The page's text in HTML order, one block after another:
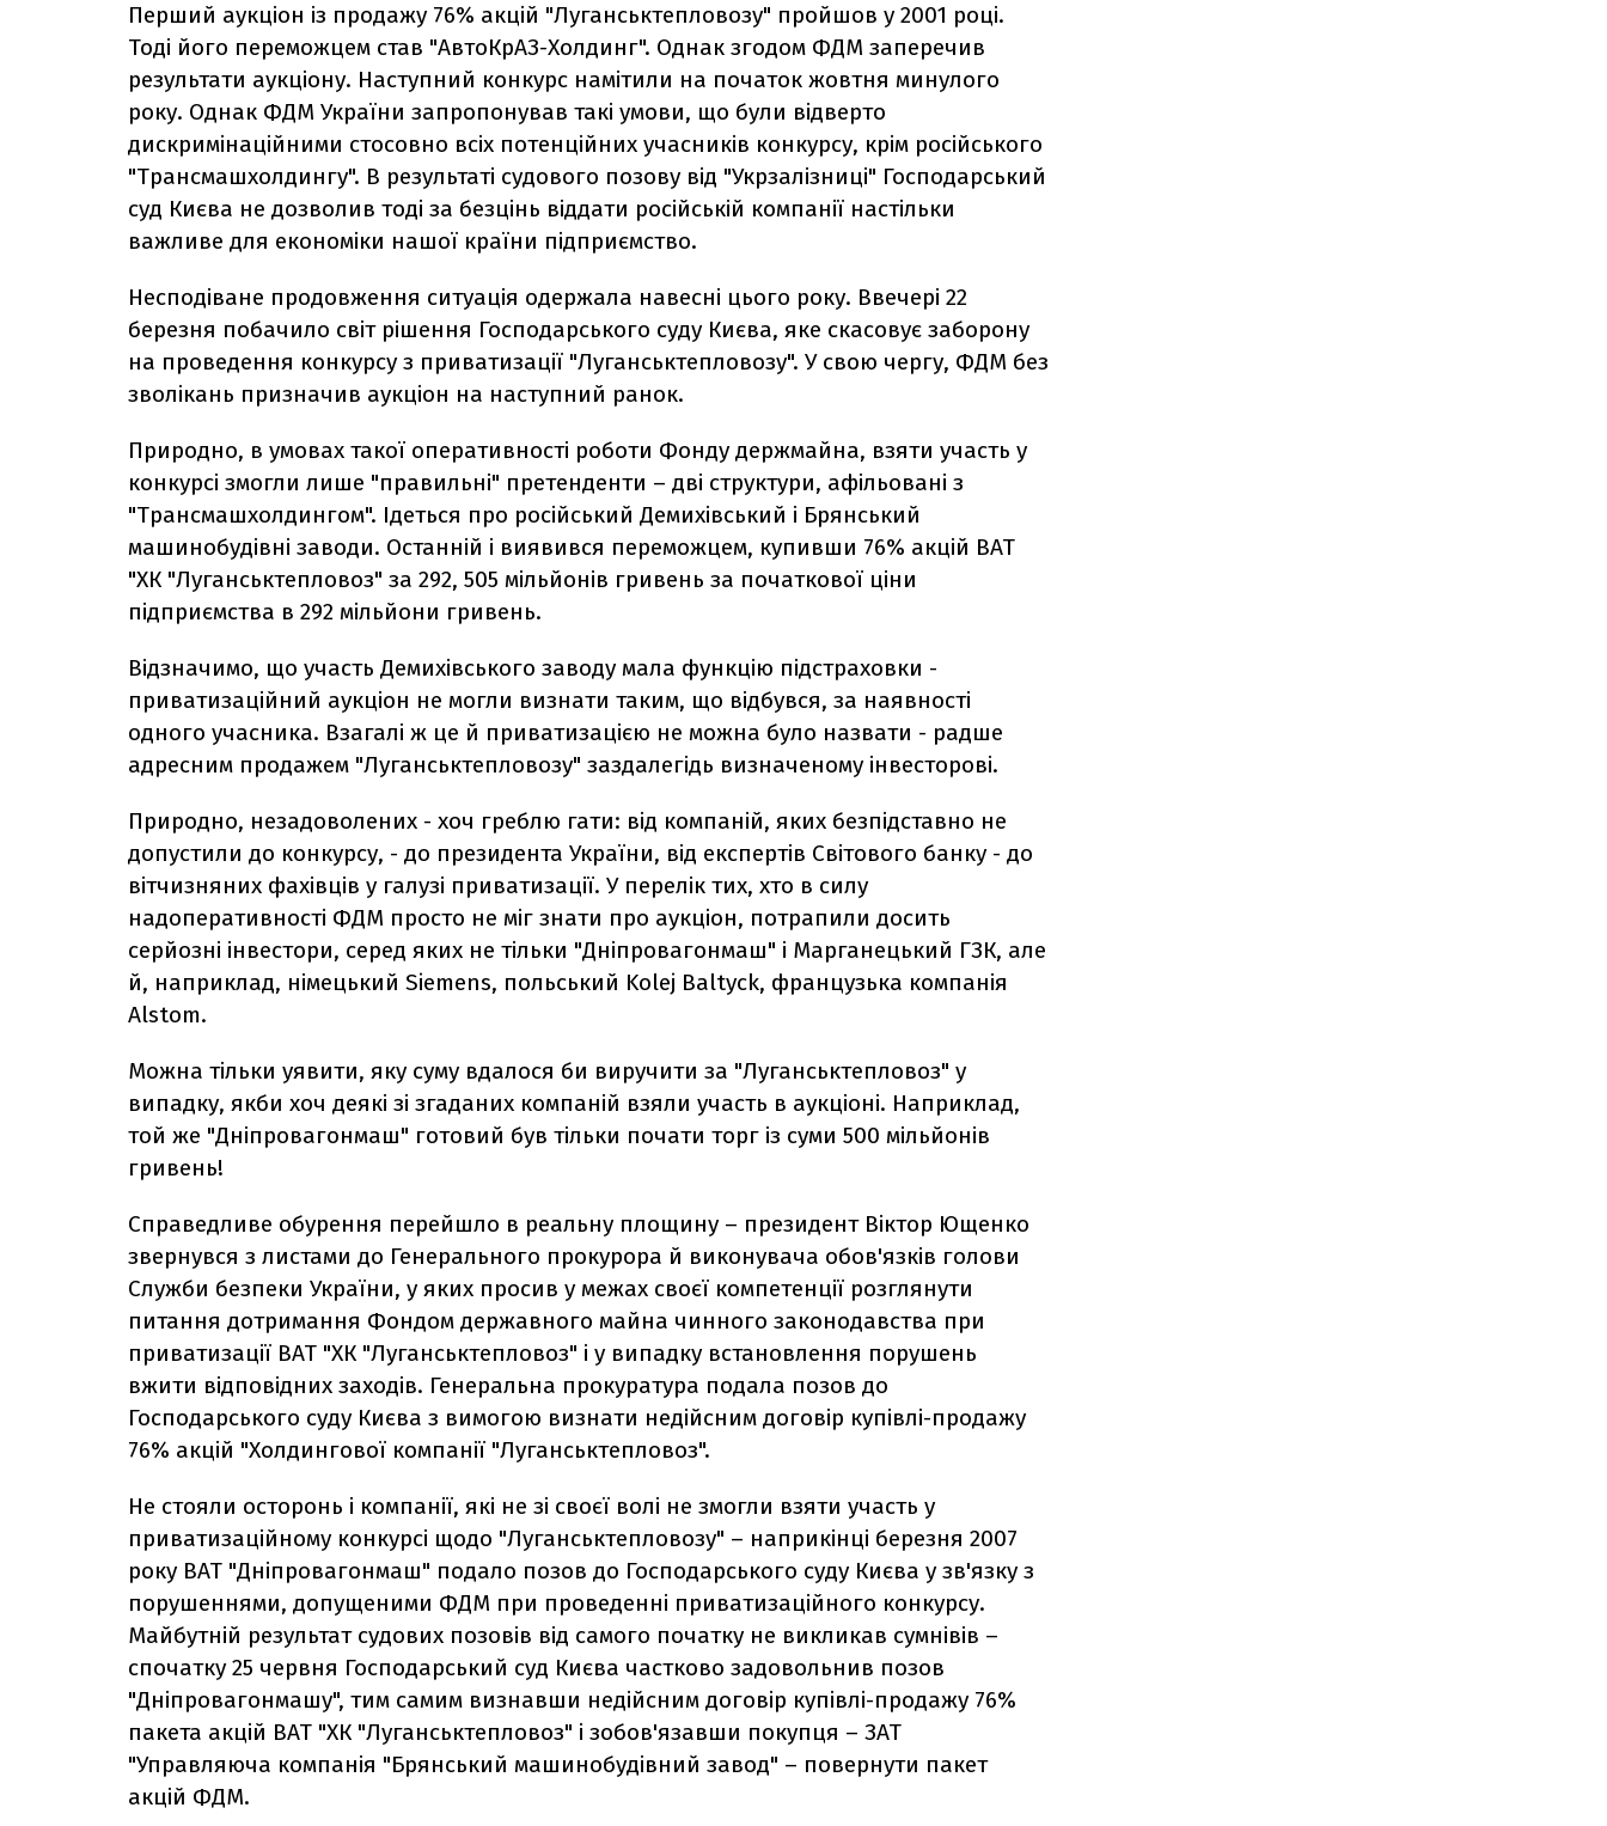
Перший аукціон із продажу 76% акцій "Луганськтепловозу" пройшов у 2001 році.
Тоді його переможцем став "АвтоКрАЗ-Холдинг". Однак згодом ФДМ заперечив
результати аукціону. Наступний конкурс намітили на початок жовтня минулого
року. Однак ФДМ України запропонував такі умови, що були відверто
дискримінаційними стосовно всіх потенційних учасників конкурсу, крім російського
"Трансмашхолдингу". В результаті судового позову від "Укрзалізниці" Господарський
суд Києва не дозволив тоді за безцінь віддати російській компанії настільки
важливе для економіки нашої країни підприємство.
Несподіване продовження ситуація одержала навесні цього року. Ввечері 22
березня побачило світ рішення Господарського суду Києва, яке скасовує заборону
на проведення конкурсу з приватизації "Луганськтепловозу". У свою чергу, ФДМ без
зволікань призначив аукціон на наступний ранок.
Природно, в умовах такої оперативності роботи Фонду держмайна, взяти участь у
конкурсі змогли лише "правильні" претенденти – дві структури, афільовані з
"Трансмашхолдингом". Ідеться про російський Демихівський і Брянський
машинобудівні заводи. Останній і виявився переможцем, купивши 76% акцій ВАТ
"ХК "Луганськтепловоз" за 292, 505 мільйонів гривень за початкової ціни
підприємства в 292 мільйони гривень.
Відзначимо, що участь Демихівського заводу мала функцію підстраховки -
приватизаційний аукціон не могли визнати таким, що відбувся, за наявності
одного учасника. Взагалі ж це й приватизацією не можна було назвати - радше
адресним продажем "Луганськтепловозу" заздалегідь визначеному інвесторові.
Природно, незадоволених - хоч греблю гати: від компаній, яких безпідставно не
допустили до конкурсу, - до президента України, від експертів Світового банку - до
вітчизняних фахівців у галузі приватизації. У перелік тих, хто в силу
надоперативності ФДМ просто не міг знати про аукціон, потрапили досить
серйозні інвестори, серед яких не тільки "Дніпровагонмаш" і Марганецький ГЗК, але
й, наприклад, німецький Siemens, польський Kolej Baltyck, французька компанія
Alstom.
Можна тільки уявити, яку суму вдалося би виручити за "Луганськтепловоз" у
випадку, якби хоч деякі зі згаданих компаній взяли участь в аукціоні. Наприклад,
той же "Дніпровагонмаш" готовий був тільки почати торг із суми 500 мільйонів
гривень!
Справедливе обурення перейшло в реальну площину – президент Віктор Ющенко
звернувся з листами до Генерального прокурора й виконувача обов'язків голови
Служби безпеки України, у яких просив у межах своєї компетенції розглянути
питання дотримання Фондом державного майна чинного законодавства при
приватизації ВАТ "ХК "Луганськтепловоз" і у випадку встановлення порушень
вжити відповідних заходів. Генеральна прокуратура подала позов до
Господарського суду Києва з вимогою визнати недійсним договір купівлі-продажу
76% акцій "Холдингової компанії "Луганськтепловоз".
Не стояли осторонь і компанії, які не зі своєї волі не змогли взяти участь у
приватизаційному конкурсі щодо "Луганськтепловозу" – наприкінці березня 2007
року ВАТ "Дніпровагонмаш" подало позов до Господарського суду Києва у зв'язку з
порушеннями, допущеними ФДМ при проведенні приватизаційного конкурсу.
Майбутній результат судових позовів від самого початку не викликав сумнівів –
спочатку 25 червня Господарський суд Києва частково задовольнив позов
"Дніпровагонмашу", тим самим визнавши недійсним договір купівлі-продажу 76%
пакета акцій ВАТ "ХК "Луганськтепловоз" і зобов'язавши покупця – ЗАТ
"Управляюча компанія "Брянський машинобудівний завод" – повернути пакет
акцій ФДМ.